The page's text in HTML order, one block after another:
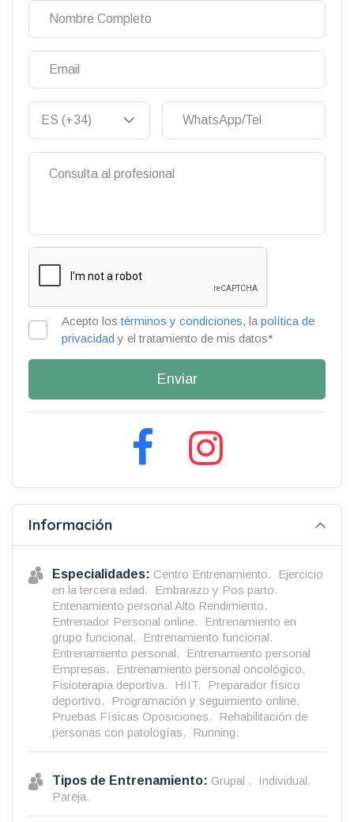
Acepto lostérminos y condiciones, la política de
privacidad y el tratamiento de mis datos*
Enviar
Información
Especialidades: Centro Entrenamiento.
Ejercicio
en la tercera edad.
Embarazo y Pos parto.
Entenamiento personal Alto Rendimiento.
Entrenador Personal online.
Entrenamiento en
grupo funcional.
Entrenamiento funcional.
Entrenamiento personal.
Entrenamiento personal
Empresas.
Entrenamiento personal oncológico.
Fisioterapia deportiva.
HIIT.
Preparador físico
deportivo.
Programación y seguimiento online.
Pruebas Físicas Oposiciones.
Rehabilitación de
personas con patologías.
Running.
Tipos de Entrenamiento: Grupal .
Individual.
Pareja.